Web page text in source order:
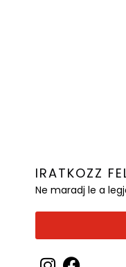
IRATKOZZ
Ne maradj le a